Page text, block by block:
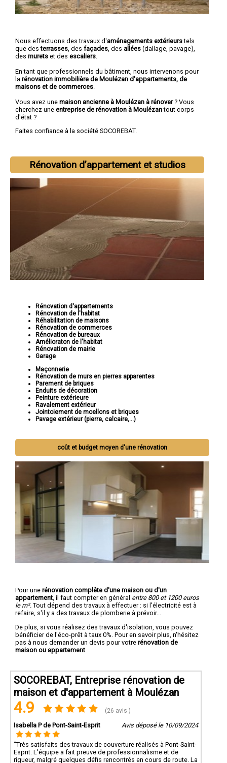
Nous effectuons des travaux d'aménagements extérieurstels
que desterrasses , des façades , des allées (dallage, pavage),
des murets et des escaliers
En tant que professionnels du bâtiment, nous intervenons pour
la rénovation immobilière de Moulézan d'appartements, de
maisons et de commerces
Vous avez une maison ancienne à Moulézan à rénover? Vous
cherchez une entreprise de rénovation à Moulézantout corps
d'état ?
Faites confiance à la société SOCOREBAT.
Rénovation d’appartement et studios
Rénovation d'appartements
Rénovation de l'habitat
Réhabilitation de maisons
Rénovation de commerces
Rénovation de bureaux
Amélioraton de l'habitat
Rénovation de mairie
Garage
Maçonnerie
Rénovation de murs en pierres apparentes
Parement de briques
Enduits de décoration
Peinture extérieure
Ravalement extérieur
Jointoiement de moellons et briques
Pavage extérieur (pierre, calcaire,...)
coût et budget moyen d'une rénovation
Pour une rénovation complête d'une maison ou d'un
appartement , il faut compter en général entre 800 et 1200 euros
le m². Tout dépend des travaux à effectuer : si l'électricité est à
refaire, s'il y a des travaux de plomberie à prévoir...
De plus, si vous réalisez des travaux d'isolation, vous pouvez
bénéficier de l'éco-prêt à taux 0%. Pour en savoir plus, n'hésitez
pas à nous demander un devis pour votre rénovation de
maison ou appartement
SOCOREBAT, Entreprise rénovation de
maison et d'appartement à Moulézan
4.9 (26 avis )
Isabella P de Pont-Saint-Esprit Avis déposé le 10/09/2024
"Très satisfaits des travaux de couverture réalisés à Pont-Saint-
Esprit. L'équipe a fait preuve de professionnalisme et de
rigueur, malgré quelques défis rencontrés en cours de route. La